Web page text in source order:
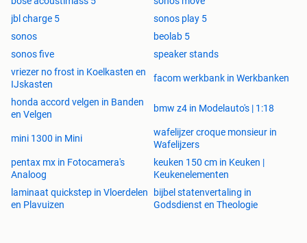
jbl charge 5
sonos play 5
sonos
beolab 5
sonos five
speaker stands
vriezer no frost in Koelkasten en
IJskasten
facom werkbank in Werkbanken
honda accord velgen in Banden
en Velgen
bmw z4 in Modelauto's | 1:18
mini 1300 in Mini
wafelijzer croque monsieur in
Wafelijzers
pentax mx in Fotocamera's
Analoog
keuken 150 cm in Keuken |
Keukenelementen
laminaat quickstep in Vloerdelen
en Plavuizen
bijbel statenvertaling in
Godsdienst en Theologie